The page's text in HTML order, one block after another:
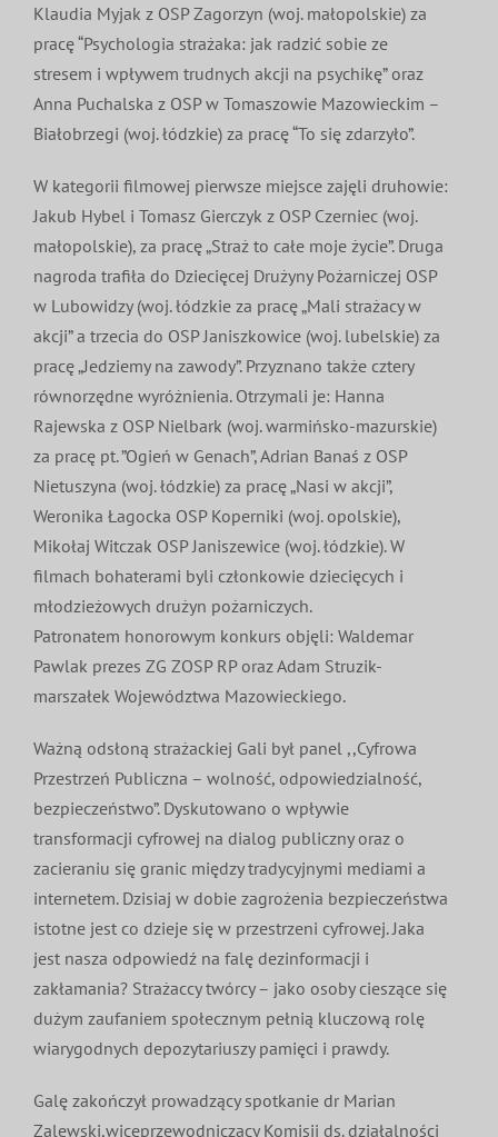
Klaudia Myjak z OSP Zagorzyn (woj. małopolskie) za
pracę “Psychologia strażaka: jak radzić sobie ze
stresem i wpływem trudnych akcji na psychikę” oraz
Anna Puchalska z OSP w Tomaszowie Mazowieckim –
Białobrzegi (woj. łódzkie) za pracę “To się zdarzyło”.
W kategorii filmowej pierwsze miejsce zajęli druhowie:
Jakub Hybel i Tomasz Gierczyk z OSP Czerniec (woj.
małopolskie), za pracę „Straż to całe moje życie”. Druga
nagroda trafiła do Dziecięcej Drużyny Pożarniczej OSP
w Lubowidzy (woj. łódzkie za pracę „Mali strażacy w
akcji” a trzecia do OSP Janiszkowice (woj. lubelskie) za
pracę „Jedziemy na zawody”. Przyznano także cztery
równorzędne wyróżnienia. Otrzymali je: Hanna
Rajewska z OSP Nielbark (woj. warmińsko-mazurskie)
za pracę pt. ”Ogień w Genach”, Adrian Banaś z OSP
Nietuszyna (woj. łódzkie) za pracę „Nasi w akcji”,
Weronika Łagocka OSP Koperniki (woj. opolskie),
Mikołaj Witczak OSP Janiszewice (woj. łódzkie). W
filmach bohaterami byli członkowie dziecięcych i
młodzieżowych drużyn pożarniczych.
Patronatem honorowym konkurs objęli: Waldemar
Pawlak prezes ZG ZOSP RP oraz Adam Struzik-
marszałek Województwa Mazowieckiego.
Ważną odsłoną strażackiej Gali był panel ,,Cyfrowa
Przestrzeń Publiczna – wolność, odpowiedzialność,
bezpieczeństwo”. Dyskutowano o wpływie
transformacji cyfrowej na dialog publiczny oraz o
zacieraniu się granic między tradycyjnymi mediami a
internetem. Dzisiaj w dobie zagrożenia bezpieczeństwa
istotne jest co dzieje się w przestrzeni cyfrowej. Jaka
jest nasza odpowiedź na falę dezinformacji i
zakłamania? Strażaccy twórcy – jako osoby cieszące się
dużym zaufaniem społecznym pełnią kluczową rolę
wiarygodnych depozytariuszy pamięci i prawdy.
Galę zakończył prowadzący spotkanie dr Marian
Zalewski,wiceprzewodniczący Komisji ds. działalności